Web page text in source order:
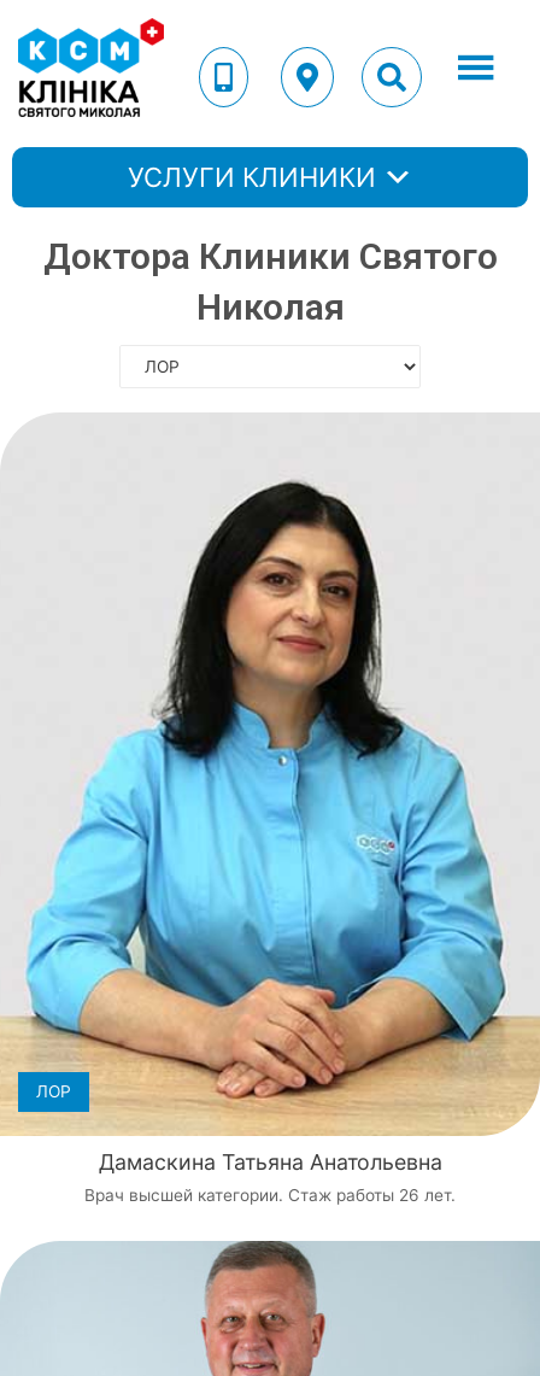
УСЛУГИ КЛИНИКИ
Доктора Клиники Святого
Николая
Дамаскина Татьяна Анатольевна
Врач высшей категории. Стаж работы 26 лет.
ЛОР